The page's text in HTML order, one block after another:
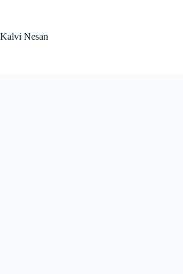
Kalvi Nesan